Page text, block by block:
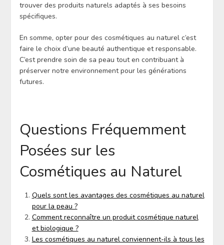
trouver des produits naturels adaptés à ses besoins
spécifiques.
En somme, opter pour des cosmétiques au naturel c’est
faire le choix d’une beauté authentique et responsable.
C’est prendre soin de sa peau tout en contribuant à
préserver notre environnement pour les générations
futures.
Questions Fréquemment
Posées sur les
Cosmétiques au Naturel
Quels sont les avantages des cosmétiques au naturel
pour la peau ?
Comment reconnaître un produit cosmétique naturel
et biologique ?
Les cosmétiques au naturel conviennent-ils à tous les